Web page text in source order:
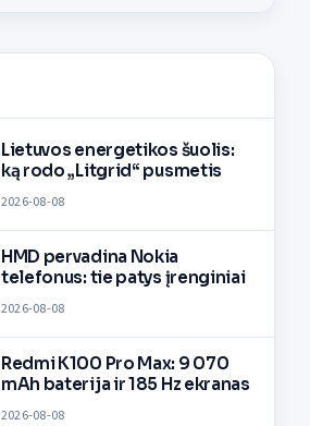
Lietuvos energetikos šuolis:
ką rodo „Litgrid“ pusmetis
2026-08-08
HMD pervadina Nokia
telefonus: tie patys įrenginiai
2026-08-08
Redmi K100 Pro Max: 9 070
mAh baterija ir 185 Hz ekranas
2026-08-08